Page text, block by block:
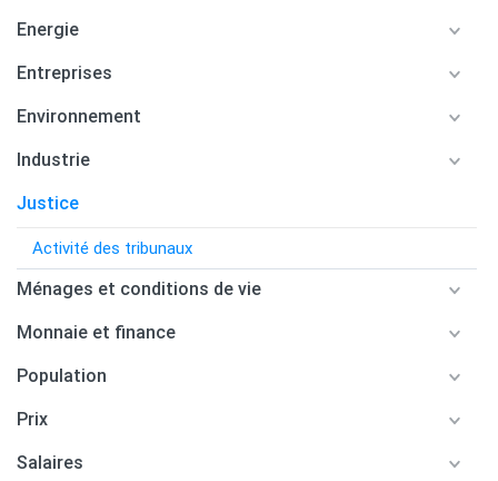
Energie
Entreprises
Environnement
Industrie
Justice
Activité des tribunaux
Ménages et conditions de vie
Monnaie et finance
Population
Prix
Salaires